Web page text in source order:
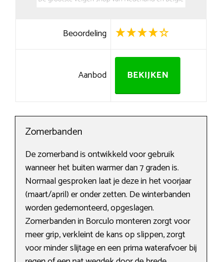
Beoordeling
Aanbod BEKIJKEN
Zomerbanden
De zomerband is ontwikkeld voor gebruik
wanneer het buiten warmer dan 7 graden is.
Normaal gesproken laat je deze in het voorjaar
(maart/april) er onder zetten. De winterbanden
worden gedemonteerd, opgeslagen.
Zomerbanden in Borculo monteren zorgt voor
meer grip, verkleint de kans op slippen, zorgt
voor minder slijtage en een prima waterafvoer bij